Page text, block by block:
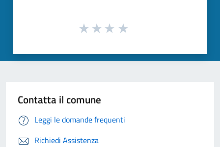
Contatta il comune
Leggi le domande frequenti
Richiedi Assistenza